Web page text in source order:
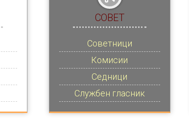
СОВЕТ
Советници
Комисии
Седници
Службен гласник